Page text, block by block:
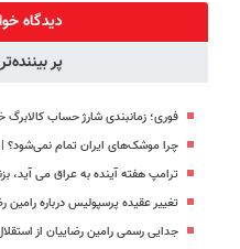
رایگان+پرداخت
اقساطی😍
دیدگاه
پر
فوری؛ زمانبندی‌ شارژ حساب کالابرگ
چرا موشک‌های ایران تمام
ترامپ هفته آینده به عراق می آید،
تغییر عقیده پرسپولیس درباره رامین
جدایی رسمی رامین رضاییان از